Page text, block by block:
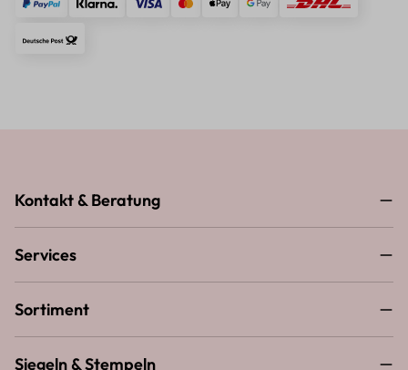
Kontakt & Beratung
Services
Sortiment
Siegeln & Stempeln